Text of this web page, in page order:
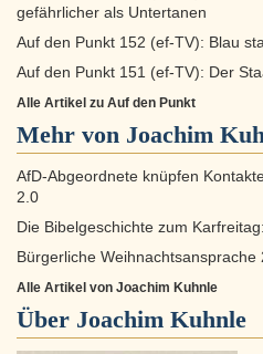
gefährlicher als Untertanen
Auf den Punkt 152 (ef-TV): Blau
Auf den Punkt 151 (ef-TV): Der
Alle Artikel zu Auf den Punkt
Mehr von Joachim
AfD-Abgeordnete knüpfen
2.0
Die Bibelgeschichte zum
Bürgerliche
Alle Artikel von Joachim Kuhnle
Über Joachim Kuhnle